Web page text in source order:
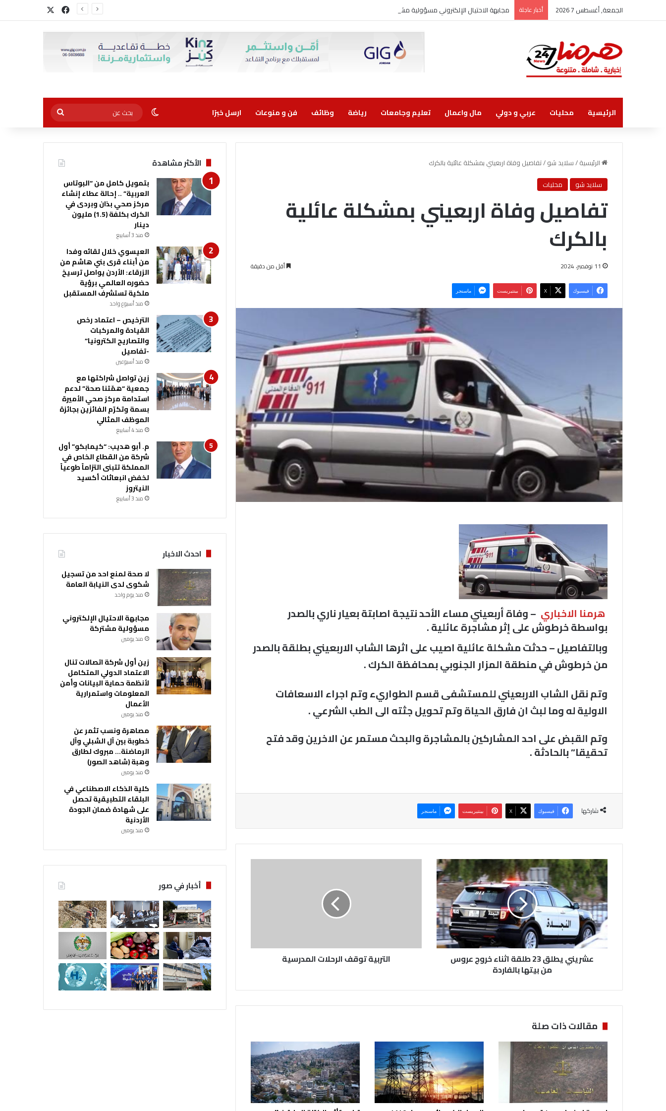
الجمعة, أغسطس 7 2026 أخبار عاجلة مجابهة الاحتيال الإلكتروني مسؤولية مشتركة فيسبوك
الرئيسية محليات عربي و دولي مال واعمال تعليم وجامعات رياضة وظائف فن و منوعات ارسل خبرًا الوضع المظلم
بحث
عن
الرئيسية/سلايد شو/تفاصيل وفاة اربعيني بمشكلة عائلية بالكرك
سلايد شو
محليات
تفاصيل وفاة اربعيني بمشكلة عائلية
بالكرك
11 نوفمبر، 2024 أقل من دقيقة
فيسبوك ‫X بينتيريست ماسنجر
هرمنا الاخباري – وفاة أربعيني مساء الأحد نتيجة اصابتة بعيار ناري بالصدر
بواسطة خرطوش على إثر مشاجرة عائلية .
وبالتفاصيل – حدثت مشكلة عائلية اصيب على اثرها الشاب الاربعيني بطلقة بالصدر
من خرطوش في منطقة المزار الجنوبي بمحافظة الكرك .
وتم نقل الشاب الاربعيني للمستشفى قسم الطواريء وتم اجراء الاسعافات
الاولية له وما لبث ان فارق الحياة وتم تحويل جثته الى الطب الشرعي .
وتم القبض على احد المشاركين بالمشاجرة والبحث مستمر عن الاخرين وقد فتح
تحقيقا” بالحادثة .
شاركها فيسبوك ‫X بينتيريست ماسنجر
عشريني
يطلق
23
طلقة
اثناء
خروج
عروس
من
بيتها
بالفاردة
عشريني يطلق 23 طلقة اثناء خروج عروس
من بيتها بالفاردة
التربية توقف الرحلات المدرسية
مقالات ذات صلة
الأكثر مشاهدة
بتمويل كامل من “البوتاس
العربية” .. إحالة عطاء إنشاء
مركز صحي بذان وبردى في
الكرك بكلفة (1.5) مليون
دينار
منذ 3 أسابيع
العيسوي خلال لقائه وفدا
من أبناء قرى بني هاشم من
الزرقاء: الأردن يواصل ترسيخ
حضوره العالمي برؤية
ملكية تستشرف المستقبل
منذ أسبوع واحد
الترخيص – اعتماد رخص
القيادة والمركبات
والتصاريح الكترونيا”
-تفاصيل
منذ أسبوعين
زين تواصل شراكتها مع
جمعية “همّتنا صحة” لدعم
استدامة مركز صحي الأميرة
بسمة وتكرّم الفائزين بجائزة
الموظف المثالي
منذ 4 أسابيع
م. أبو هديب: “كيمابكو” أول
شركة من القطاع الخاص في
المملكة تتبنى التزاماً طوعياً
لخفض انبعاثات أكسيد
النيتروز
منذ 3 أسابيع
احدث الاخبار
لا صحة لمنع احد من تسجيل
شكوى لدى النيابة العامة
منذ يوم واحد
مجابهة الاحتيال الإلكتروني
مسؤولية مشتركة
منذ يومين
زين أول شركة اتصالات تنال
الاعتماد الدولي المتكامل
لأنظمة حماية البيانات وأمن
المعلومات واستمرارية
الأعمال
منذ يومين
مصاهرة ونسب تثمر عن
خطوبة بين آل الشبلي وآل
الرماضنة… مبروك لطارق
وهبة (شاهد الصور)
منذ يومين
كلية الذكاء الاصطناعي في
البلقاء التطبيقية تحصل
على شهادة ضمان الجودة
الأردنية
منذ يومين
أخبار في صور